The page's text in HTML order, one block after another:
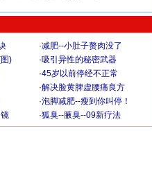
·减肥--小肚子赘肉没了
) ·吸引异性的秘密武器
·45岁以前停经不正常
·解决脸黄脾虚腰痛良方
·泡脚减肥--瘦到你叫停！
·狐臭--腋臭--09新疗法